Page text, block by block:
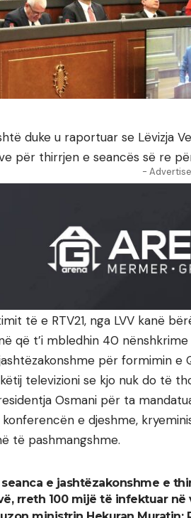
duke u raportuar se Lëvizja
për thirrjen e seancës së re
-
të e RTV21, nga LVV kanë
që t’i mbledhin 40
për formimin e
televizioni se kjo nuk do të
Osmani për ta
konferencën e djeshme,
të pashmangshme.
e jashtëzakonshme e
rreth 100 mijë të infektuar